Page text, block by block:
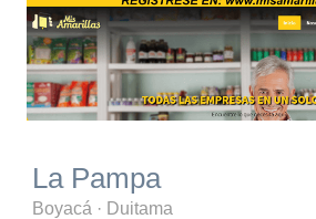
La Pampa
Boyacá · Duitama